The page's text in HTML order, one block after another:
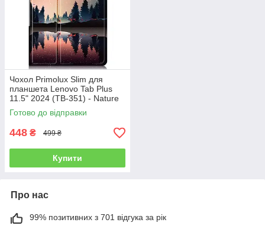
Чохол Primolux Slim для
планшета Lenovo Tab Plus
11.5" 2024 (TB-351) - Nature
Готово до відправки
448 ₴ 499 ₴
Купити
Про нас
99% позитивних з 701 відгука за рік